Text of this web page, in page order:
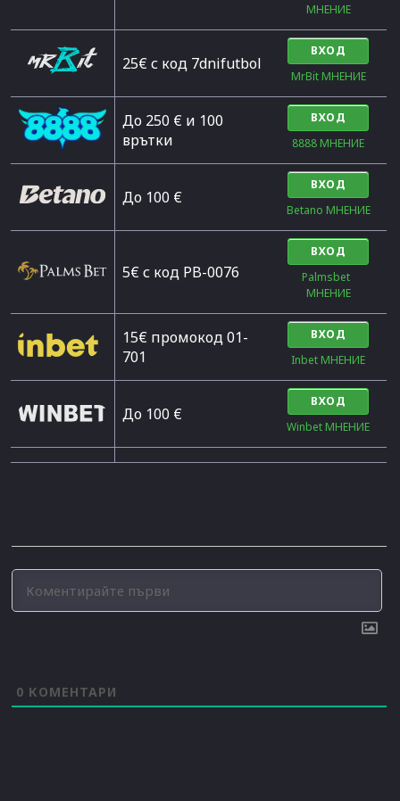
МНЕНИЕ
25€ с код 7dnifutbol
ВХОД
MrBit МНЕНИЕ
До 250 € и 100
врътки
ВХОД
8888 МНЕНИЕ
Дo 100 €
ВХОД
Betano МНЕНИЕ
5€ с код PB-0076
ВХОД
Palmsbet
МНЕНИЕ
15€ промокод 01-
701
ВХОД
Inbet МНЕНИЕ
До 100 €
ВХОД
Winbet МНЕНИЕ
0 КОМЕНТАРИ